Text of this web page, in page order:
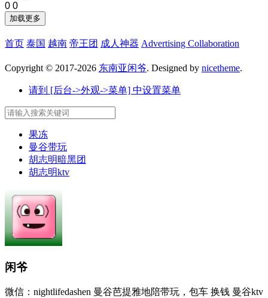
0 0
加载更多
首页 泰国 越南 帝王团 成人神器 Advertising Collaboration
Copyright © 2017-2026 东南亚闲爷. Designed by nicetheme.
请到 [后台->外观->菜单] 中设置菜单
果冻
曼谷带玩
胡志明暗黑团
胡志明ktv
闲爷
微信：nightlifedashen 曼谷芭提雅地陪带玩，包车 换钱 曼谷ktv